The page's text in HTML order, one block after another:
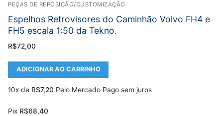
PEÇAS DE REPOSIÇÃO/CUSTOMIZAÇÃO
Espelhos Retrovisores do Caminhão Volvo FH4 e
FH5 escala 1:50 da Tekno.
R$72,00
ADICIONAR AO CARRINHO
10x de R$7,20 Pelo Mercado Pago sem juros
Pix R$68,40